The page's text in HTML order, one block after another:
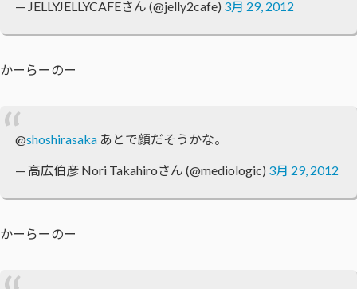
— JELLYJELLYCAFEさん (@jelly2cafe) 3月 29, 2012
かーらーのー
@shoshirasaka あとで顔だそうかな。
— 高広伯彦 Nori Takahiroさん (@mediologic) 3月 29, 2012
かーらーのー